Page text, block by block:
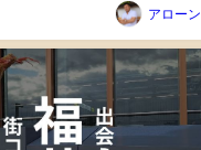
アローン